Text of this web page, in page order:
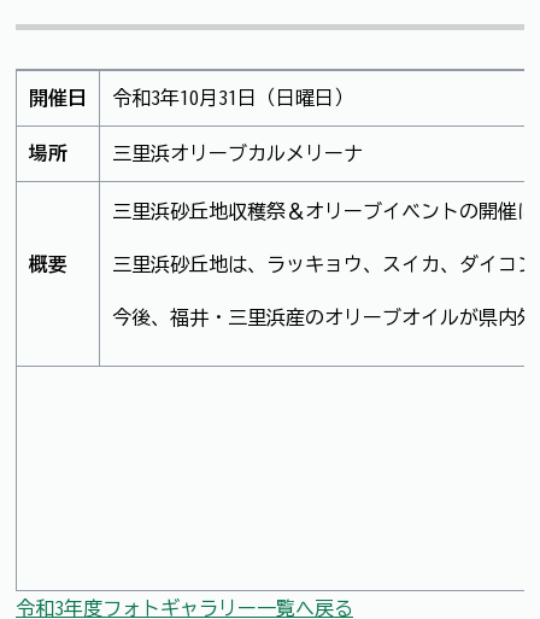
開催日 令和3年10月31日（日曜日）
場所 三里浜オリーブカルメリーナ
概要
三里浜砂丘地収穫祭＆オリーブイベントの開催
三里浜砂丘地は、ラッキョウ、スイカ、ダイコ
今後、福井・三里浜産のオリーブオイルが県内
令和3年度フォトギャラリー一覧へ戻る